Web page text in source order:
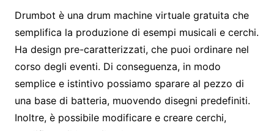
Drumbot è una drum machine virtuale gratuita che
semplifica la produzione di esempi musicali e cerchi.
Ha design pre-caratterizzati, che puoi ordinare nel
corso degli eventi. Di conseguenza, in modo
semplice e istintivo possiamo sparare al pezzo di
una base di batteria, muovendo disegni predefiniti.
Inoltre, è possibile modificare e creare cerchi,